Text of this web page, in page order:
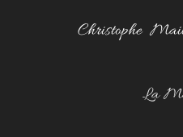
Christophe
La